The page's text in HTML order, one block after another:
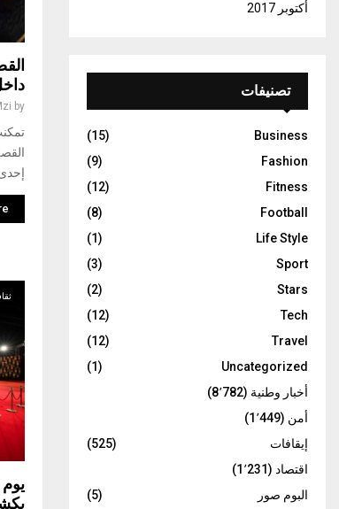
by
أكتوبر 2017
تصنيفات
Business
(15)
Fashion
(9)
Fitness
(12)
Football
(8)
Life Style
(1)
Sport
(3)
Stars
(2)
Tech
(12)
Travel
(12)
Uncategorized
(1)
أخبار وطنية (8٬782)
أمن (1٬449)
إيقافات
(525)
اقتصاد (1٬231)
البوم صور
(5)